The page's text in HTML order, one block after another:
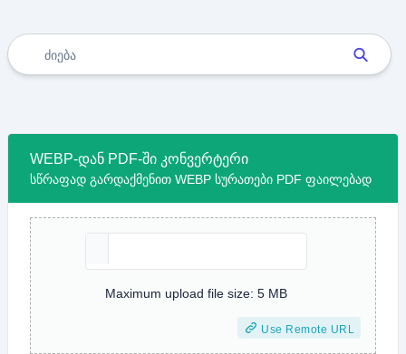
WEBP-დან PDF-ში კონვერტერი
სწრაფად გარდაქმენით WEBP სურათები PDF ფაილებად
Maximum upload file size: 5 MB
Use Remote URL